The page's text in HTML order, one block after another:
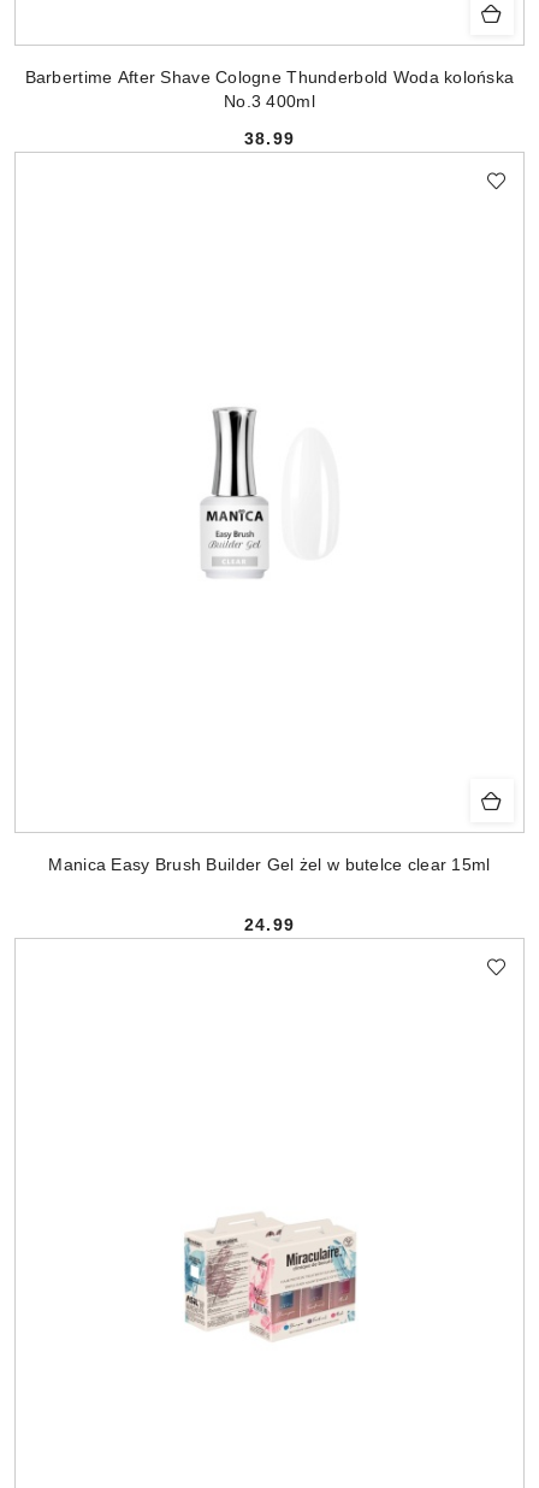
Barbertime After Shave Cologne Thunderbold Woda kolońska
No.3 400ml
Cena:
38.99
Manica Easy Brush Builder Gel żel w butelce clear 15ml
Cena:
24.99